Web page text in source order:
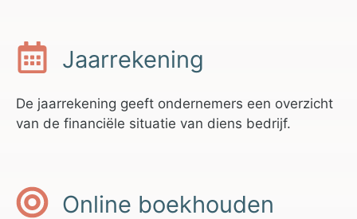
Jaarrekening
De jaarrekening geeft ondernemers een overzicht
van de financiële situatie van diens bedrijf.
Online boekhouden